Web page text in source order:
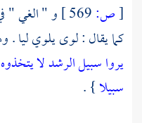
[ص:
و " الغي "
كما يقال : لوى يلوي ليا .
يروا سبيل الرشد لا
سبيلا} .